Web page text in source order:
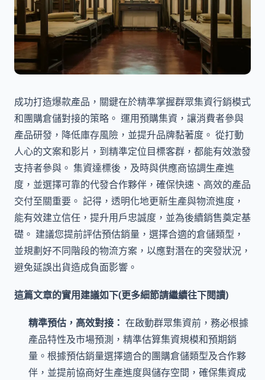
成功打造爆款產品，關鍵在於精準掌握群眾集資行銷模式
和團購倉儲對接的策略。 運用預購集資，讓消費者參與
產品研發，降低庫存風險，並提升品牌黏著度。 從打動
人心的文案和影片，到精準定位目標客群，都能有效激發
支持者參與。 集資達標後，及時與供應商協調生產進
度，並選擇可靠的代發合作夥伴，確保快速、高效的產品
交付至關重要。 記得，透明化地更新生產與物流進度，
能有效建立信任，提升用戶忠誠度，並為後續銷售奠定基
礎。 建議您提前評估預估銷量，選擇合適的倉儲類型，
並規劃好不同階段的物流方案，以應對潛在的突發狀況，
避免延誤出貨造成負面影響。
這篇文章的實用建議如下(更多細節請繼續往下閱讀)
精準預估，高效對接： 在啟動群眾集資前，務必根據
產品特性及市場預測，精準估算集資規模和預期銷
量。根據預估銷量選擇適合的團購倉儲類型及合作夥
伴，並提前協商好生產進度與儲存空間，確保集資成